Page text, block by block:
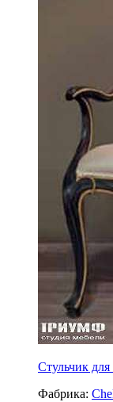
Стульчик для
Фабрика: